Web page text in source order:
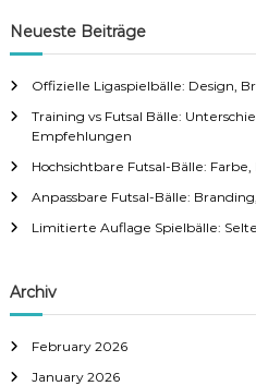
t
i
n
Neueste Beiträge
Offizielle Ligaspielbälle: Design,
Training vs Futsal Bälle:
Empfehlungen
Hochsichtbare Futsal-Bälle:
Anpassbare Futsal-Bälle:
Limitierte Auflage Spielbälle:
Archiv
February 2026
January 2026